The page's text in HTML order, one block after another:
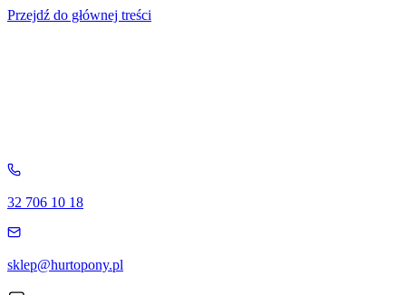
Przejdź do głównej treści
32 706 10 18
sklep@hurtopony.pl